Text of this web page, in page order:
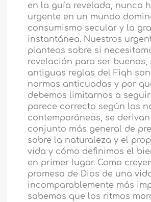
en la guía revelada, nunca
urgente en un mundo
consumismo secular y la
instantánea. Nuestros
planteos sobre si
revelación para ser buenos,
antiguas reglas del Fiqh
normas anticuadas y por
debemos limitarnos a
parece correcto según las
contemporáneas, se
conjunto más general de
sobre la naturaleza y el
vida y cómo definimos el
en primer lugar. Como
promesa de Dios de una
incomparablemente más
sabemos que los ritmos